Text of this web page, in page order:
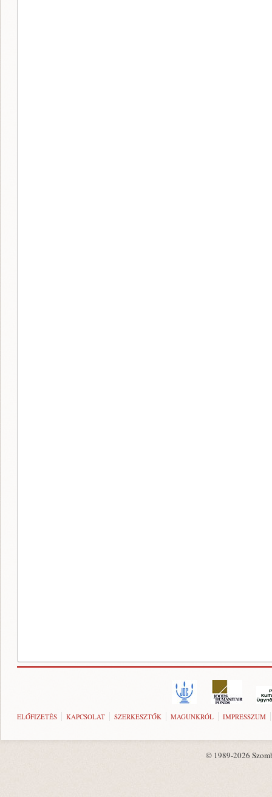
ELŐFIZETÉS KAPCSOLAT SZERKESZTŐK MAGUNKRÓL IMPRESSZUM
© 1989-2026